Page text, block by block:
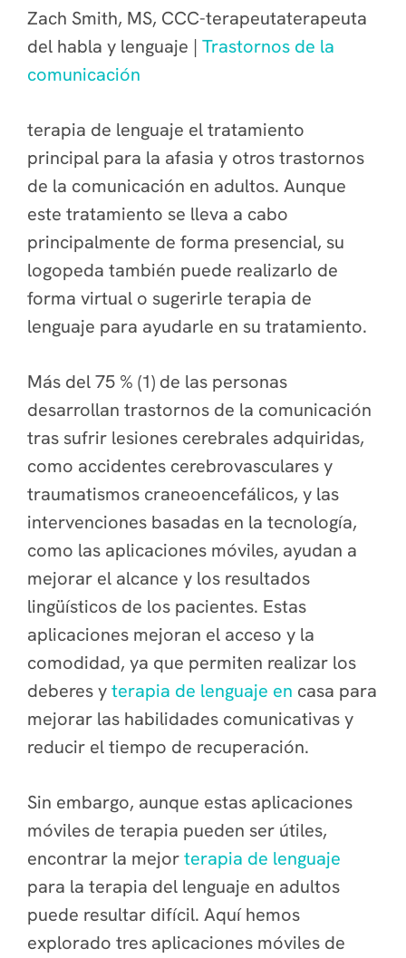
Zach Smith, MS, CCC-terapeutaterapeuta
del habla y lenguaje | Trastornos de la
comunicación
terapia de lenguaje el tratamiento
principal para la afasia y otros trastornos
de la comunicación en adultos. Aunque
este tratamiento se lleva a cabo
principalmente de forma presencial, su
logopeda también puede realizarlo de
forma virtual o sugerirle terapia de
lenguaje para ayudarle en su tratamiento.
Más del 75 % (1) de las personas
desarrollan trastornos de la comunicación
tras sufrir lesiones cerebrales adquiridas,
como accidentes cerebrovasculares y
traumatismos craneoencefálicos, y las
intervenciones basadas en la tecnología,
como las aplicaciones móviles, ayudan a
mejorar el alcance y los resultados
lingüísticos de los pacientes. Estas
aplicaciones mejoran el acceso y la
comodidad, ya que permiten realizar los
deberes yterapia de lenguaje en casa para
mejorar las habilidades comunicativas y
reducir el tiempo de recuperación.
Sin embargo, aunque estas aplicaciones
móviles de terapia pueden ser útiles,
encontrar la mejorterapia de lenguaje
para la terapia del lenguaje en adultos
puede resultar difícil. Aquí hemos
explorado tres aplicaciones móviles de